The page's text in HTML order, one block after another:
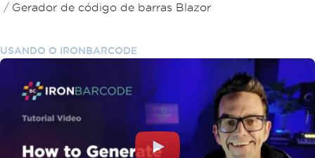
Gerador de código de barras Blazor
USANDO O IRONBARCODE